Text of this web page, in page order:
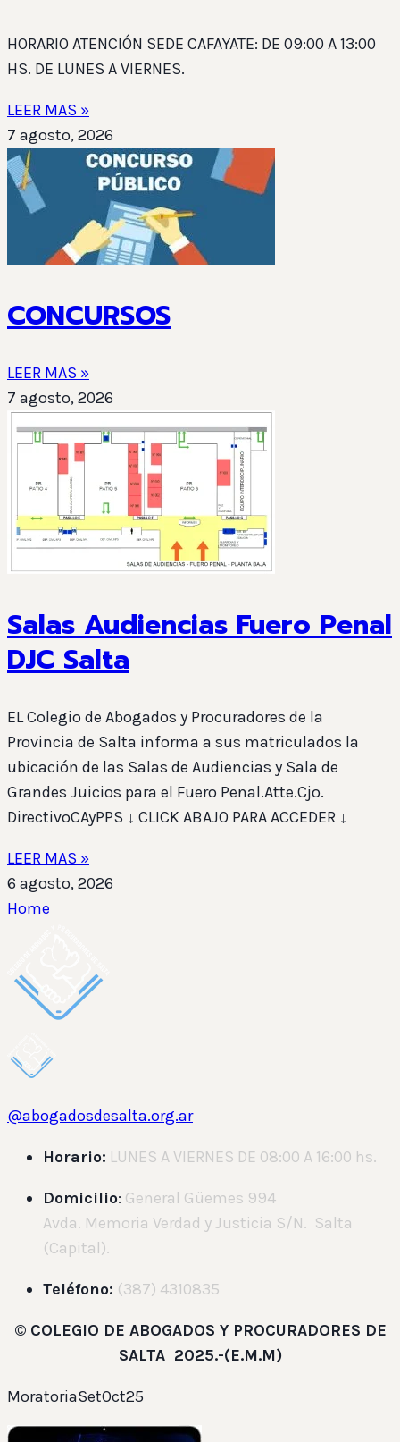
HORARIO ATENCIÓN SEDE CAFAYATE: DE 09:00 A 13:00
HS. DE LUNES A VIERNES.
LEER MAS »
7 agosto, 2026
CONCURSOS
LEER MAS »
7 agosto, 2026
Salas Audiencias Fuero Penal
DJC Salta
EL Colegio de Abogados y Procuradores de la
Provincia de Salta informa a sus matriculados la
ubicación de las Salas de Audiencias y Sala de
Grandes Juicios para el Fuero Penal.Atte.Cjo.
DirectivoCAyPPS ↓ CLICK ABAJO PARA ACCEDER ↓
LEER MAS »
6 agosto, 2026
Home
@abogadosdesalta.org.ar
Horario: LUNES A VIERNES DE 08:00 A 16:00 hs.
Domicilio: General Güemes 994
Avda. Memoria Verdad y Justicia S/N. Salta
(Capital).
Teléfono: (387) 4310835
© COLEGIO DE ABOGADOS Y PROCURADORES DE
SALTA 2025.-(E.M.M)
MoratoriaSetOct25